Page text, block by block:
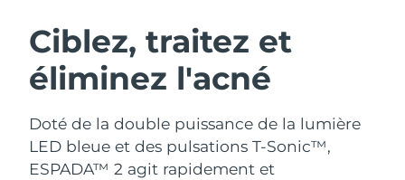
Ciblez, traitez et
éliminez l'acné
Doté de la double puissance de la lumière
LED bleue et des pulsations T-Sonic™,
ESPADA™ 2 agit rapidement et
LUNA™ 4 coffret
Anti-aging massage
BEAR™ 2 coffret
Microcurrent toning
Autriche Livraison estimée
Bahreïn Livraison estimée
Belgique
Bermudes Livraison estimée